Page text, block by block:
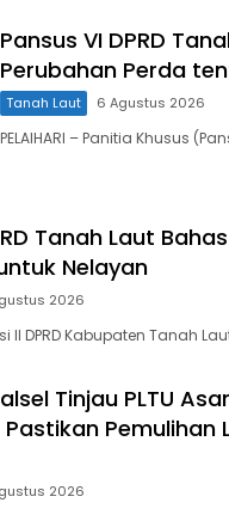
Pansus VI DPRD
Perubahan Perda
Tanah Laut 6 Agustus 2026
PELAIHARI – Panitia Khusus
Tanah Laut
Nelayan
2026
II DPRD Kabupaten Tanah
Tinjau PLTU
Pemulihan
2026